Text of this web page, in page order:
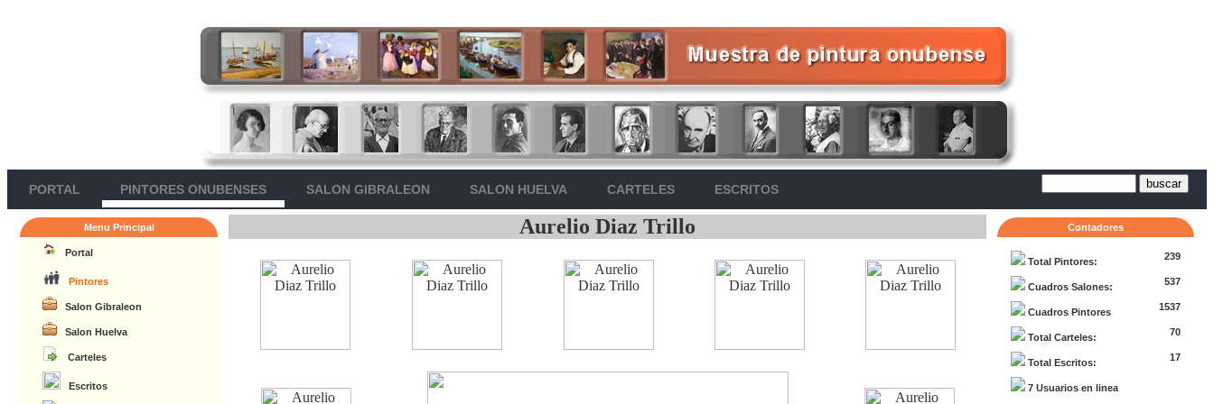
PORTAL PINTORES ONUBENSES SALON GIBRALEON SALON HUELVA CARTELES ESCRITOS
Menu Principal
Portal
Pintores
Salon Gibraleon
Salon Huelva
Carteles
Escritos
Aurelio Diaz Trillo Contadores
Total Pintores: 239
Cuadros Salones: 537
Cuadros Pintores 1537
Total Carteles: 70
Total Escritos: 17
7 Usuarios en linea